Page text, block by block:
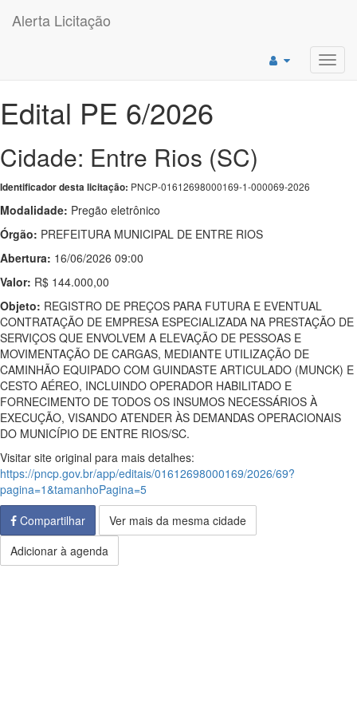
Alerta Licitação
Edital PE 6/2026
Cidade: Entre Rios (SC)
Identificador desta licitação: PNCP-01612698000169-1-000069-2026
Modalidade: Pregão eletrônico
Órgão: PREFEITURA MUNICIPAL DE ENTRE RIOS
Abertura: 16/06/2026 09:00
Valor: R$ 144.000,00
Objeto: REGISTRO DE PREÇOS PARA FUTURA E EVENTUAL
CONTRATAÇÃO DE EMPRESA ESPECIALIZADA NA PRESTAÇÃO DE
SERVIÇOS QUE ENVOLVEM A ELEVAÇÃO DE PESSOAS E
MOVIMENTAÇÃO DE CARGAS, MEDIANTE UTILIZAÇÃO DE
CAMINHÃO EQUIPADO COM GUINDASTE ARTICULADO (MUNCK) E
CESTO AÉREO, INCLUINDO OPERADOR HABILITADO E
FORNECIMENTO DE TODOS OS INSUMOS NECESSÁRIOS À
EXECUÇÃO, VISANDO ATENDER ÀS DEMANDAS OPERACIONAIS
DO MUNICÍPIO DE ENTRE RIOS/SC.
Visitar site original para mais detalhes:
https://pncp.gov.br/app/editais/01612698000169/2026/69?
pagina=1&tamanhoPagina=5
Compartilhar
Ver mais da mesma cidade
Adicionar à agenda